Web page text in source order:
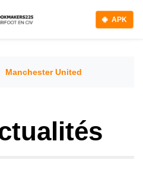
APK
Manchester United